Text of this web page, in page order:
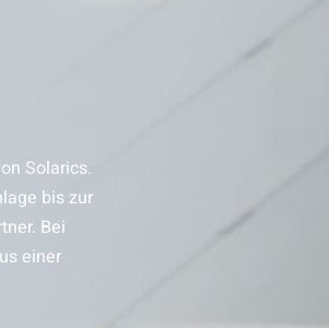
Solarics.
bis zur
Bei
einer